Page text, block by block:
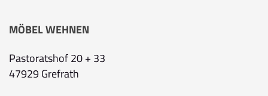
MÖBEL WEHNEN
Pastoratshof 20 + 33
47929 Grefrath